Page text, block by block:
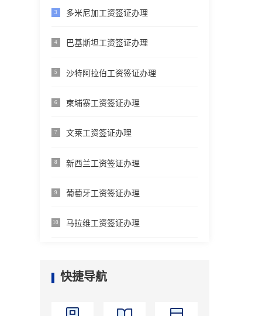
3 多米尼加工资签证办理
4 巴基斯坦工资签证办理
5 沙特阿拉伯工资签证办理
6 柬埔寨工资签证办理
7 文莱工资签证办理
8 新西兰工资签证办理
9 葡萄牙工资签证办理
10 马拉维工资签证办理
快捷导航